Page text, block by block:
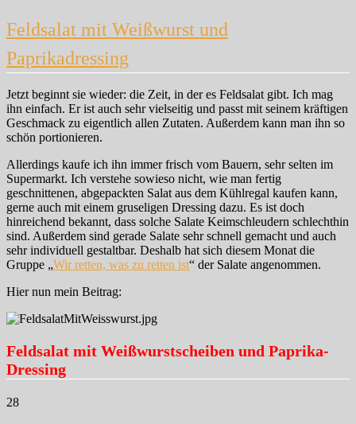
Feldsalat mit Weißwurst und
Paprikadressing
Jetzt beginnt sie wieder: die Zeit, in der es Feldsalat gibt. Ich mag
ihn einfach. Er ist auch sehr vielseitig und passt mit seinem kräftigen
Geschmack zu eigentlich allen Zutaten. Außerdem kann man ihn so
schön portionieren.
Allerdings kaufe ich ihn immer frisch vom Bauern, sehr selten im
Supermarkt. Ich verstehe sowieso nicht, wie man fertig
geschnittenen, abgepackten Salat aus dem Kühlregal kaufen kann,
gerne auch mit einem gruseligen Dressing dazu. Es ist doch
hinreichend bekannt, dass solche Salate Keimschleudern schlechthin
sind. Außerdem sind gerade Salate sehr schnell gemacht und auch
sehr individuell gestaltbar. Deshalb hat sich diesem Monat die
Gruppe „Wir retten, was zu retten ist“ der Salate angenommen.
Hier nun mein Beitrag:
Feldsalat mit Weißwurstscheiben und Paprika-
Dressing
28